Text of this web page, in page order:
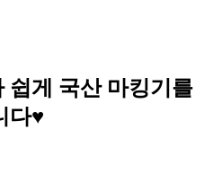
쉽게 국산 마킹기를
다♥